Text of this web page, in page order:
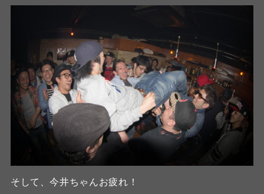
そして、今井ちゃんお疲れ！